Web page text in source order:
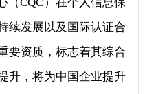
续发展以及国际认证合
要资质，标志着其综合
升，将为中国企业提升